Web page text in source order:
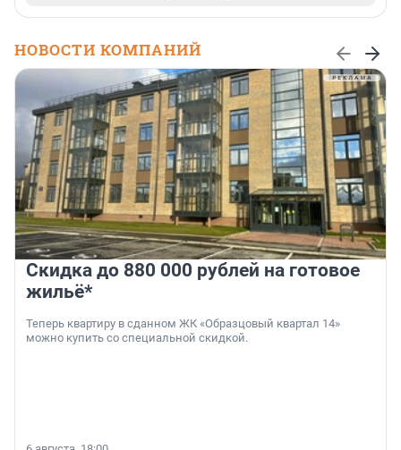
НОВОСТИ КОМПАНИЙ
Скидка до 880 000 рублей на готовое
жильё*
Теперь квартиру в сданном ЖК «Образцовый квартал 14»
можно купить со специальной скидкой.